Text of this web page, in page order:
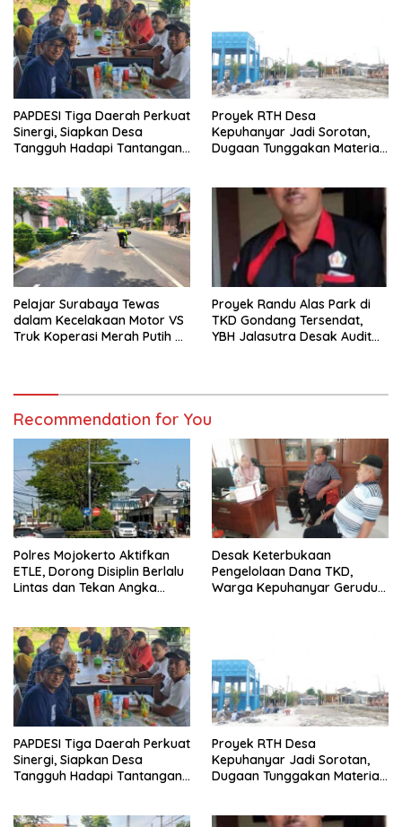
PAPDESI Tiga Daerah Perkuat
Sinergi, Siapkan Desa
Tangguh Hadapi Tantangan
Proyek RTH Desa
Kepuhanyar Jadi Sorotan,
Dugaan Tunggakan Material
Pelajar Surabaya Tewas
dalam Kecelakaan Motor VS
Truk Koperasi Merah Putih di
Proyek Randu Alas Park di
TKD Gondang Tersendat,
YBH Jalasutra Desak Audit
Recommendation for You
Polres Mojokerto Aktifkan
ETLE, Dorong Disiplin Berlalu
Lintas dan Tekan Angka
Desak Keterbukaan
Pengelolaan Dana TKD,
Warga Kepuhanyar Geruduk
PAPDESI Tiga Daerah Perkuat
Sinergi, Siapkan Desa
Tangguh Hadapi Tantangan
Proyek RTH Desa
Kepuhanyar Jadi Sorotan,
Dugaan Tunggakan Material